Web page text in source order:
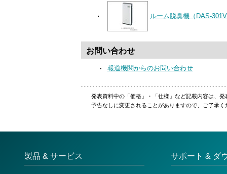
ルーム脱臭機（DAS-
お問い合わせ
報道機関からのお問い合わせ
発表資料中の「価格」・「仕様」など記載内容は、発
予告なしに変更されることがありますので、ご了承く
製品 & サービス サポート & ダ